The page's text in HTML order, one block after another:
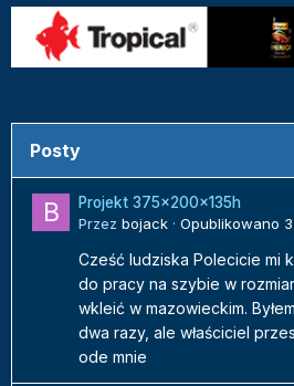
Posty
Projekt 375x200x135h
Przez bojack · Opublikowano
Cześć ludziska Polecicie mi
do pracy na szybie w
wkleić w mazowieckim.
dwa razy, ale właściciel
ode mnie